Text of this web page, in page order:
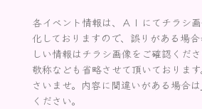
各イベント情報は、ＡＩにてチラシ
化しておりますので、誤りがある場
しい情報はチラシ画像をご確認くださ
敬称なども省略させて頂いておりま
さいませ。内容に間違いがある場合は
ください。